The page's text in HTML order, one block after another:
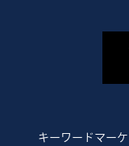
キーワードマー